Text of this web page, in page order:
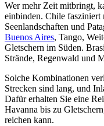
Wer mehr Zeit mitbringt,
einbinden. Chile fasziniert
Seenlandschaften und
Buenos Aires, Tango,
Gletschern im Süden.
Strände, Regenwald und
Solche Kombinationen
Strecken sind lang, und
Dafür erhalten Sie eine
Havanna bis zu
reichen kann.